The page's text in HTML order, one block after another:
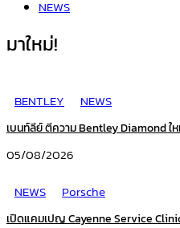
NEWS
มาใหม่!
BENTLEY NEWS
เบนท์ลีย์ ตีความ Bentley Diamond ใ
05/08/2026
NEWS
Porsche
เปิดแคมเปญ Cayenne Service